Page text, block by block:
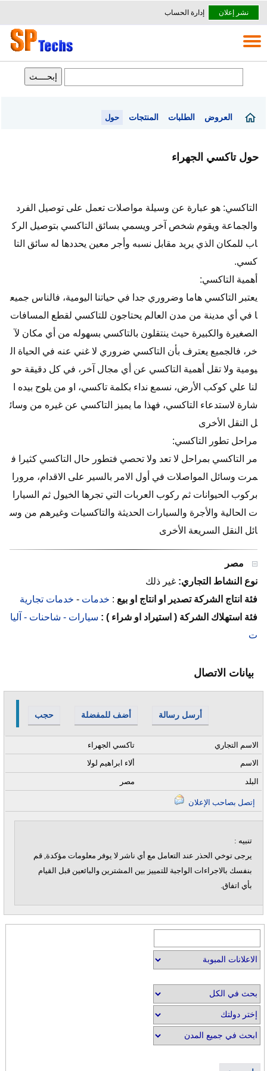
نشر إعلان إدارة الحساب
العروض الطلبات المنتجات حول
حول تاكسي الجهراء
التاكسي: هو عبارة عن وسيلة مواصلات تعمل على توصيل الفرد
والجماعة ويقوم شخص آخر ويسمي بسائق التاكسي بتوصيل الرك
اب للمكان الذي يريد مقابل نسبه وأجر معين يحددها له سائق التا
كسي.
أهمية التاكسي:
يعتبر التاكسي هاما وضروري جدا في حياتنا اليومية، فالناس جميع
ا في أي مدينة من مدن العالم يحتاجون للتاكسي لقطع المسافات
الصغيرة والكبيرة حيث ينتقلون بالتاكسي بسهوله من أي مكان لآ
خر، فالجميع يعترف بأن التاكسي ضروري لا غني عنه في الحياة ال
يومية ولا تقل أهمية التاكسي عن أي مجال آخر، في كل دقيقة حو
لنا علي كوكب الأرض، نسمع نداء بكلمة تاكسي، او من يلوح بيده ا
شارة لاستدعاء التاكسي، فهذا ما يميز التاكسي عن غيره من وسائ
ل النقل الأخرى
مراحل تطور التاكسي:
مر التاكسي بمراحل لا تعد ولا تحصي فتطور حال التاكسي كثيرا ف
مرت وسائل المواصلات في أول الامر بالسير على الاقدام، مرورا
بركوب الحيوانات ثم ركوب العربات التي تجرها الخيول ثم السيارا
ت الحالية والأجرة والسيارات الحديثة والتاكسيات وغيرهم من وس
ائل النقل السريعة الأخرى
مصر
نوع النشاط التجاري: غير ذلك
فئة انتاج الشركة تصدير او انتاج او بيع : خدمات - خدمات تجارية
فئة استهلاك الشركة ( استيراد او شراء ) : سيارات - شاحنات - آليا
ت
بيانات الاتصال
حجب أضف للمفضلة أرسل رسالة
تاكسي الجهراء
الاسم التجاري
ألاء ابراهيم لولا
الاسم
مصر البلد
تنبيه :
يرجى توخي الحذر عند التعامل مع أي ناشر لا يوفر معلومات مؤكدة, قم
بنفسك بالاجراءات الواجبة للتمييز بين المشترين والبائعين قبل القيام
بأي اتفاق.